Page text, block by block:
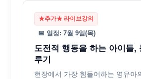
★추가★ 라이브강의
📅 일정: 7월 9일(목)
도전적 행동을 하는 아이들,
루기
현장에서 가장 힘들어하는 영유아